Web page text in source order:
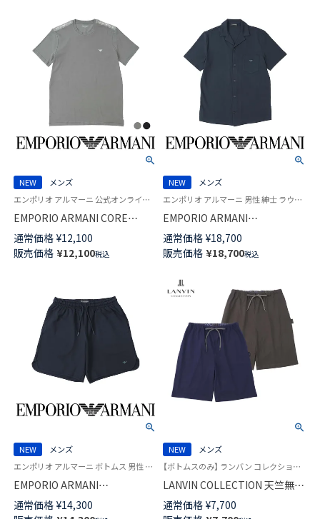
NEW
メンズ
エンポリオ アルマーニ 公式オンラインショップ 紳士 ラウンジウェア 男性
EMPORIO ARMANI CORE
LOGOBAND コア ロゴバンド 半
袖 Tシャツ EUサイズ メンズ
54066694
通常価格 ¥12,100
販売価格 ¥12,100税込
NEW
メンズ
エンポリオ アルマーニ 男性 紳士 ラウンジウェア
EMPORIO ARMANI
SEERSUCKER シアサッカー半
袖 Tシャツ EUサイズ メンズ
54060623
通常価格 ¥18,700
販売価格 ¥18,700税込
NEW
メンズ
エンポリオ アルマーニ ボトムス 男性 紳士 ラウンジウェア
EMPORIO ARMANI
SEERSUCKER シアサッカー ベ
ーシック テリー ハーフパンツ
通常価格 ¥14,300
NEW
メンズ
【ボトムスのみ】 ランバン コレクション 半ズボン 男性 部屋着 紳士 ラウンジウェア
LANVIN COLLECTION 天竺無地
アロハ 5分丈 ハーフパンツ 【M L
サイズ】 スウェットパンツ ラウ
通常価格 ¥7,700